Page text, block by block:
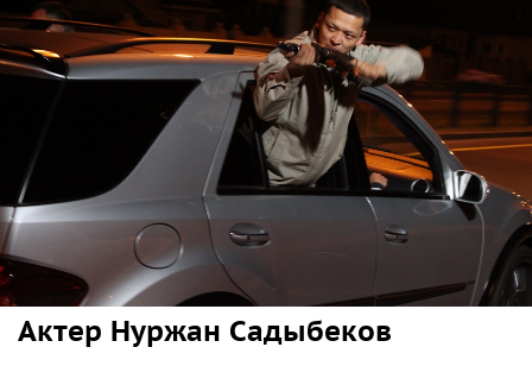
Актер Нуржан Садыбеков